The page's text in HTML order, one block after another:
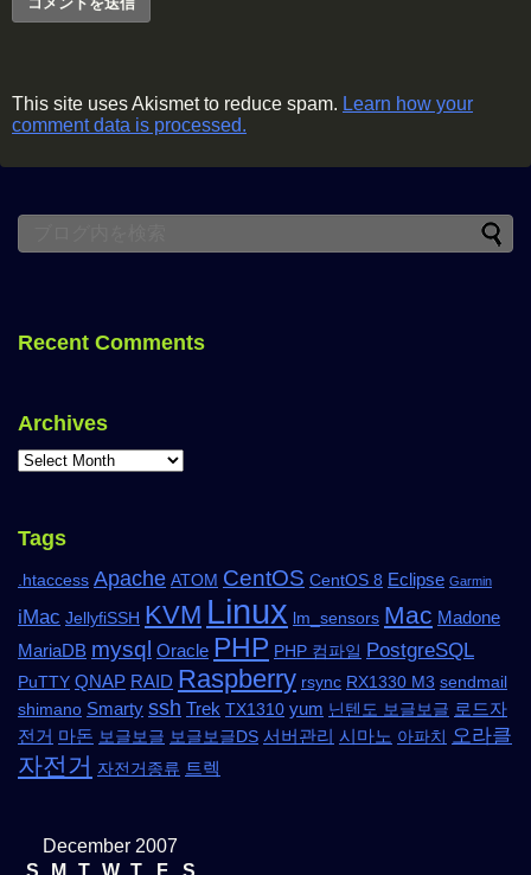
This site uses Akismet to reduce spam. Learn how your
comment data is processed.
Recent Comments
Archives
Tags
.htaccess Apache ATOM CentOS CentOS 8 Eclipse Garmin
iMac JellyfiSSH KVM Linux lm_sensors Mac Madone
MariaDB mysql Oracle PHP PHP 컴파일 PostgreSQL
PuTTY QNAP RAID Raspberry rsync RX1330 M3 sendmail
shimano Smarty ssh Trek TX1310 yum 닌텐도 보글보글 로드자
전거 마돈 보글보글 보글보글DS 서버관리 시마노 아파치 오라클
자전거 자전거종류 트렉
December 2007